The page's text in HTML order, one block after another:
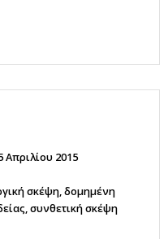
Απριλίου 2015
σκέψη,δομημένη
,συνθετική σκέψη